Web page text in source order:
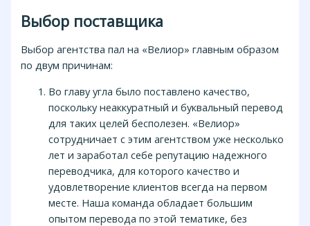
Выбор поставщика
Выбор агентства пал на «Велиор» главным образом
по двум причинам:
Во главу угла было поставлено качество,
поскольку неаккуратный и буквальный перевод
для таких целей бесполезен. «Велиор»
сотрудничает с этим агентством уже несколько
лет и заработал себе репутацию надежного
переводчика, для которого качество и
удовлетворение клиентов всегда на первом
месте. Наша команда обладает большим
опытом перевода по этой тематике, без